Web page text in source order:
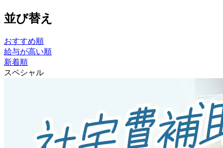
並び替え
おすすめ順
給与が高い順
新着順
スペシャル